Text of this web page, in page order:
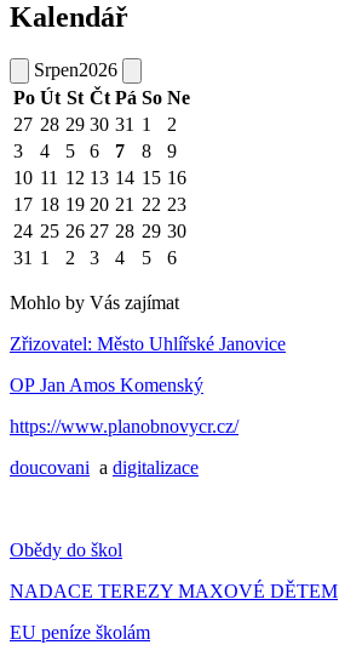
Kalendář
Srpen2026
Po Út St Čt Pá So Ne
27 28 29 30 31 1
2
3
4 5 6 7 8
9
10 11 12 13 14 15 16
17 18 19 20 21 22 23
24 25 26 27 28 29 30
31 1 2 3 4 5 6
Mohlo by Vás zajímat
Zřizovatel: Město Uhlířské Janovice
OP Jan Amos Komenský
https://www.planobnovycr.cz/
doucovani a digitalizace
Obědy do škol
NADACE TEREZY MAXOVÉ DĚTEM
EU peníze školám